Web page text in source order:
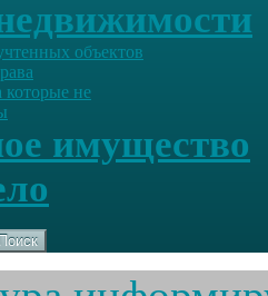
объектов
которые не
имущество
Поиск